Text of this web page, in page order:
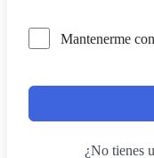
Mantenerme
¿No tienes